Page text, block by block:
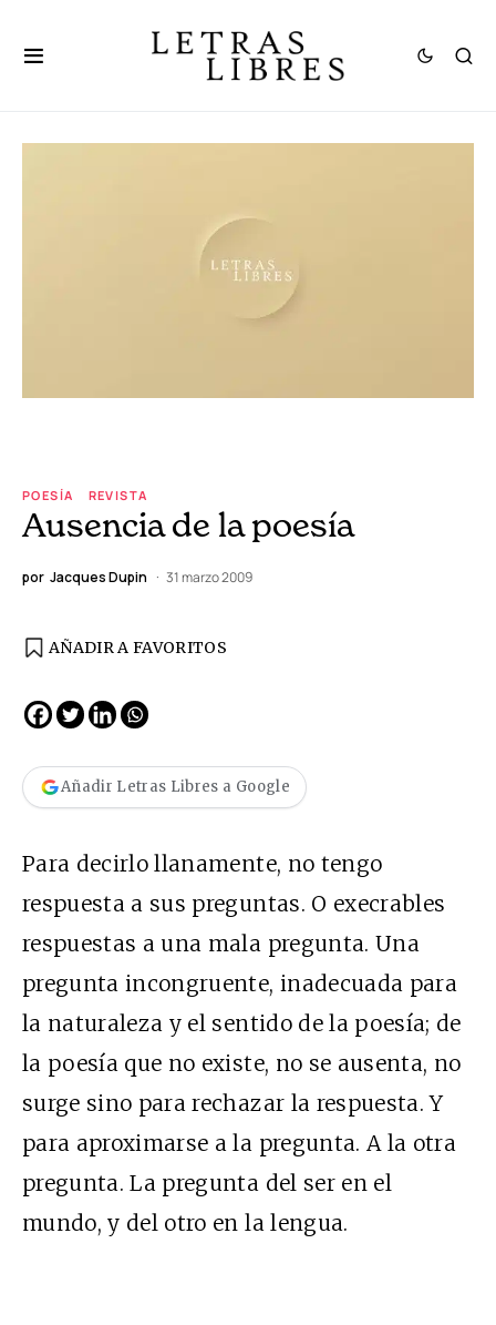
POESÍA REVISTA
Ausencia de la poesía
por Jacques Dupin 31 marzo 2009
AÑADIR A FAVORITOS
Añadir Letras Libres a Google
Para decirlo llanamente, no tengo
respuesta a sus preguntas. O execrables
respuestas a una mala pregunta. Una
pregunta incongruente, inadecuada para
la naturaleza y el sentido de la poesía; de
la poesía que no existe, no se ausenta, no
surge sino para rechazar la respuesta. Y
para aproximarse a la pregunta. A la otra
pregunta. La pregunta del ser en el
mundo, y del otro en la lengua.